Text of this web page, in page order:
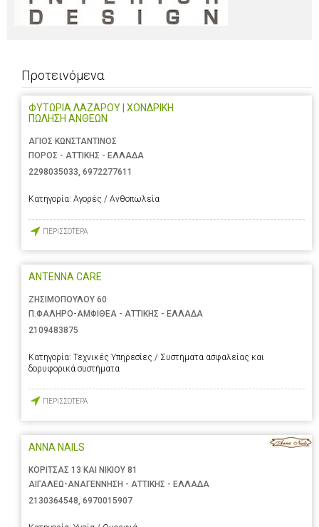
Προτεινόμενα
ΦΥΤΩΡΙΑ ΛΑΖΑΡΟΥ | ΧΟΝΔΡΙΚΗ
ΠΩΛΗΣΗ ΑΝΘΕΩΝ
ΑΓΙΟΣ ΚΩΝΣΤΑΝΤΙΝΟΣ
ΠΟΡΟΣ - ΑΤΤΙΚΗΣ - ΕΛΛΑΔΑ
2298035033, 6972277611
Κατηγορία: Αγορές / Ανθοπωλεία
ΠΕΡΙΣΣΟΤΕΡΑ
ANTENNA CARE
ΖΗΣΙΜΟΠΟΥΛΟΥ 60
Π.ΦΑΛΗΡΟ-ΑΜΦΙΘΕΑ - ΑΤΤΙΚΗΣ - ΕΛΛΑΔΑ
2109483875
Κατηγορία: Τεχνικές Υπηρεσίες / Συστήματα ασφαλείας και
δορυφορικά συστήματα
ΠΕΡΙΣΣΟΤΕΡΑ
ANNA NAILS
ΚΟΡΙΤΣΑΣ 13 ΚΑΙ ΝΙΚΙΟΥ 81
ΑΙΓΑΛΕΩ-ΑΝΑΓΕΝΝΗΣΗ - ΑΤΤΙΚΗΣ - ΕΛΛΑΔΑ
2130364548 6970015907